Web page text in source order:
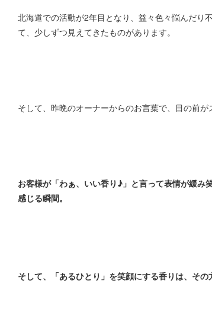
北海道での活動が2年目となり、益々色々悩んだり
て、少しずつ見えてきたものがあります。
そして、昨晩のオーナーからのお言葉で、目の前が
お客様が「わぁ、いい香り♪」と言って表情が緩み
感じる瞬間。
そして、「あるひとり」を笑顔にする香りは、そ